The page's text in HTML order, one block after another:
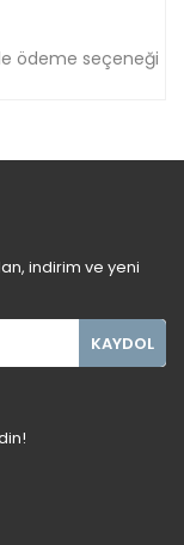
ödeme seçeneği
indirim ve yeni
KAYDOL